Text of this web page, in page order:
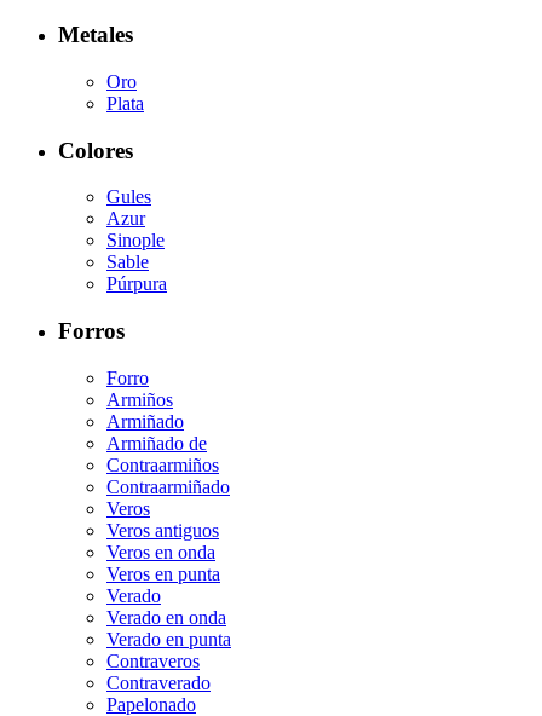
Metales
Oro
Plata
Colores
Gules
Azur
Sinople
Sable
Púrpura
Forros
Forro
Armiños
Armiñado
Armiñado de
Contraarmiños
Contraarmiñado
Veros
Veros antiguos
Veros en onda
Veros en punta
Verado
Verado en onda
Verado en punta
Contraveros
Contraverado
Papelonado